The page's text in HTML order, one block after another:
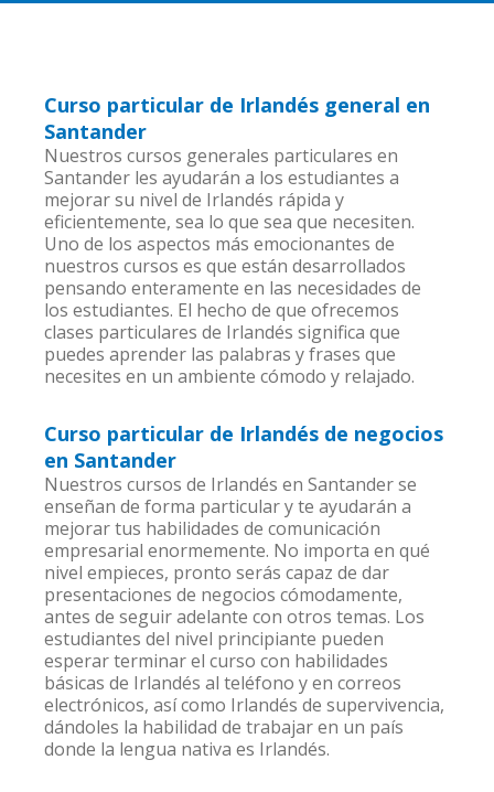
Curso particular de Irlandés general en
Santander
Nuestros cursos generales particulares en
Santander les ayudarán a los estudiantes a
mejorar su nivel de Irlandés rápida y
eficientemente, sea lo que sea que necesiten.
Uno de los aspectos más emocionantes de
nuestros cursos es que están desarrollados
pensando enteramente en las necesidades de
los estudiantes. El hecho de que ofrecemos
clases particulares de Irlandés significa que
puedes aprender las palabras y frases que
necesites en un ambiente cómodo y relajado.
Curso particular de Irlandés de negocios
en Santander
Nuestros cursos de Irlandés en Santander se
enseñan de forma particular y te ayudarán a
mejorar tus habilidades de comunicación
empresarial enormemente. No importa en qué
nivel empieces, pronto serás capaz de dar
presentaciones de negocios cómodamente,
antes de seguir adelante con otros temas. Los
estudiantes del nivel principiante pueden
esperar terminar el curso con habilidades
básicas de Irlandés al teléfono y en correos
electrónicos, así como Irlandés de supervivencia,
dándoles la habilidad de trabajar en un país
donde la lengua nativa es Irlandés.